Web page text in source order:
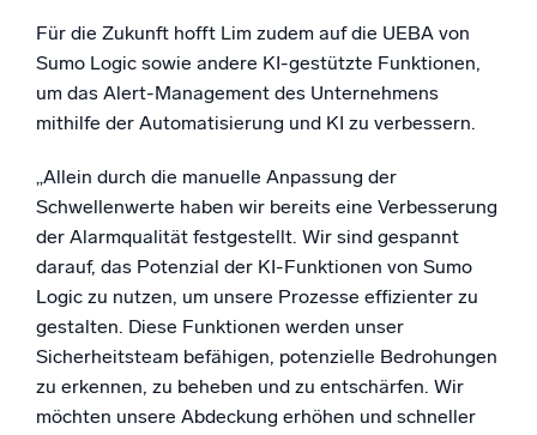
Für die Zukunft hofft Lim zudem auf die UEBA von
Sumo Logic sowie andere KI-gestützte Funktionen,
um das Alert-Management des Unternehmens
mithilfe der Automatisierung und KI zu verbessern.
„Allein durch die manuelle Anpassung der
Schwellenwerte haben wir bereits eine Verbesserung
der Alarmqualität festgestellt. Wir sind gespannt
darauf, das Potenzial der KI-Funktionen von Sumo
Logic zu nutzen, um unsere Prozesse effizienter zu
gestalten. Diese Funktionen werden unser
Sicherheitsteam befähigen, potenzielle Bedrohungen
zu erkennen, zu beheben und zu entschärfen. Wir
möchten unsere Abdeckung erhöhen und schneller